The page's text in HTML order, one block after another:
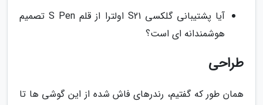
آیا پشتیبانی گلکسی S21 اولترا از قلم S Pen تصمیم
هوشمندانه ای است؟
طراحی
همان طور که گفتیم، رندرهای فاش شده از این گوشی ها تا